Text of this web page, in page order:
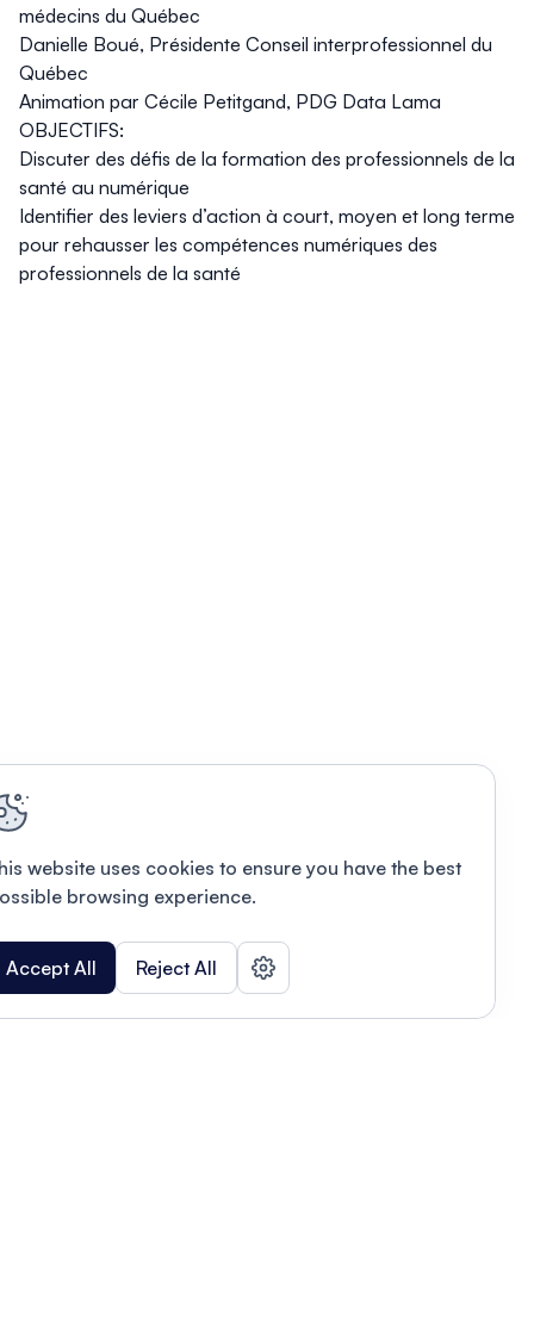
médecins du Québec
Danielle Boué, Présidente Conseil interprofessionnel du
Québec
Animation par Cécile Petitgand, PDG Data Lama
OBJECTIFS:
Discuter des défis de la formation des professionnels de la
santé au numérique
Identifier des leviers d’action à court, moyen et long terme
pour rehausser les compétences numériques des
professionnels de la santé
website uses cookies to ensure you have the best
browsing experience.
Accept All Reject All